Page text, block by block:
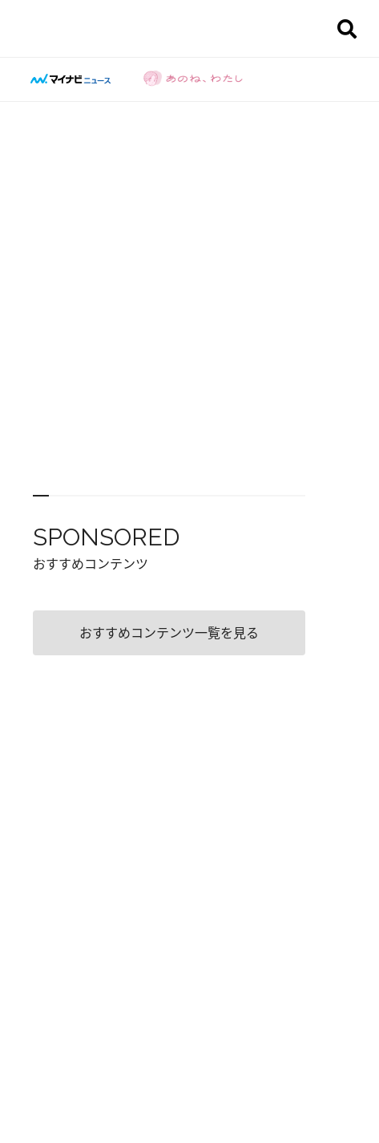
SPONSORED
おすすめコンテンツ
おすすめコンテンツ一覧を見る